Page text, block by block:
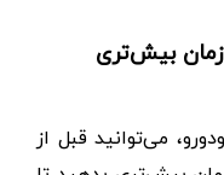
مدت زمان بیش‌تری
پومودورو، می‌توانید قبل از